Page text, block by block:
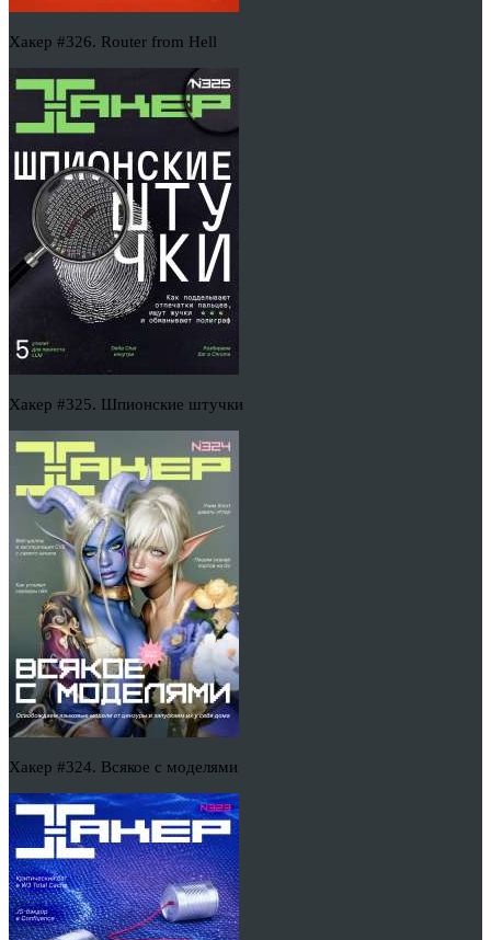
Хакер #326. Router from Hell
Хакер #325. Шпионские штучки
Хакер #324. Всякое с моделями